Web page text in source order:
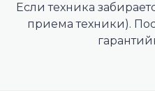
Если техника
приема техники).